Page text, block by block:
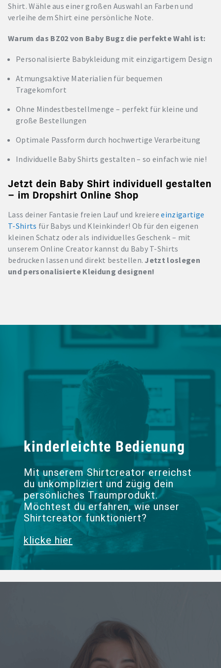
Shirt. Wähle aus einer großen Auswahl an Farben und
verleihe dem Shirt eine persönliche Note.
Warum das BZ02 von Baby Bugz die perfekte Wahl ist:
Personalisierte Babykleidung mit einzigartigem Design
Atmungsaktive Materialien für bequemen
Tragekomfort
Ohne Mindestbestellmenge – perfekt für kleine und
große Bestellungen
Optimale Passform durch hochwertige Verarbeitung
Individuelle Baby Shirts gestalten – so einfach wie nie!
Jetzt dein Baby Shirt individuell gestalten
– im Dropshirt Online Shop
Lass deiner Fantasie freien Lauf und kreiereeinzigartige
T-Shirts für Babys und Kleinkinder! Ob für den eigenen
kleinen Schatz oder als individuelles Geschenk – mit
unserem Online Creator kannst du Baby T-Shirts
bedrucken lassen und direkt bestellen. Jetzt loslegen
und personalisierte Kleidung designen!
kinderleichte Bedienung
Mit unserem Shirtcreator erreichst
du unkompliziert und zügig dein
persönliches Traumprodukt.
Möchtest du erfahren, wie unser
Shirtcreator funktioniert?
klicke hier